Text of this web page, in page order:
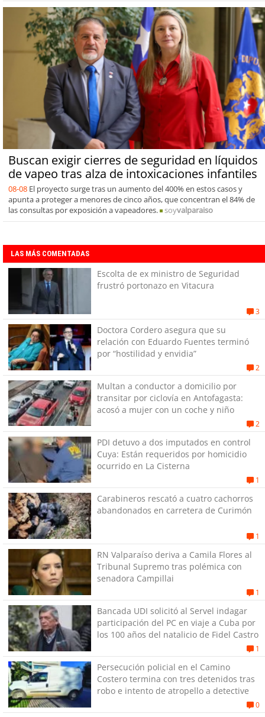
Buscan exigir cierres de seguridad en líquidos
de vapeo tras alza de intoxicaciones infantiles
08-08 El proyecto surge tras un aumento del 400% en estos casos y
apunta a proteger a menores de cinco años, que concentran el 84% de
las consultas por exposición a vapeadores.
soyvalparaiso
LAS MÁS COMENTADAS
Escolta de ex ministro de Seguridad
frustró portonazo en Vitacura
3
Doctora Cordero asegura que su
relación con Eduardo Fuentes terminó
por “hostilidad y envidia”
2
Multan a conductor a domicilio por
transitar por ciclovía en Antofagasta:
acosó a mujer con un coche y niño
2
PDI detuvo a dos imputados en control
Cuya: Están requeridos por homicidio
ocurrido en La Cisterna
1
Carabineros rescató a cuatro cachorros
abandonados en carretera de Curimón
1
RN Valparaíso deriva a Camila Flores al
Tribunal Supremo tras polémica con
senadora Campillai
1
Bancada UDI solicitó al Servel indagar
participación del PC en viaje a Cuba por
los 100 años del natalicio de Fidel Castro
1
Persecución policial en el Camino
Costero termina con tres detenidos tras
robo e intento de atropello a detective
0